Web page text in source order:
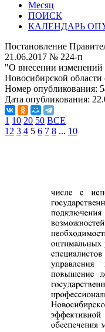
Месяц
ПОИСК
КАЛЕНДАРЬ
Постановление
21.06.2017 № 224-п
"О внесении изменений
Новосибирской
Номер опубликования:
Дата опубликования:
1 10 20 50 ВСЕ
1 2 3 4 5 6 7 8 ... 10